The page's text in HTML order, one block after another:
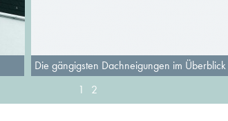
Die gängigsten Dachneigungen im
1
2